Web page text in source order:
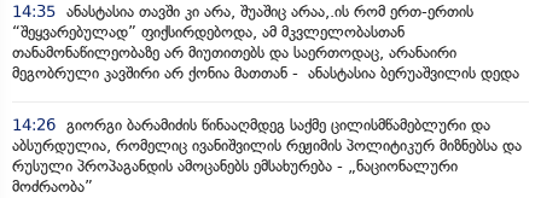
14:35 ანასტასია თავში კი არა, შუაშიც არაა,.ის რომ ერთ-ერთის
“შეყვარებულად” ფიქსირდებოდა, ამ მკვლელობასთან
თანამონაწილეობაზე არ მიუთითებს და საერთოდაც, არანაირი
მეგობრული კავშირი არ ქონია მათთან - ანასტასია ბერუაშვილის დედა
14:26 გიორგი ბარამიძის წინააღმდეგ საქმე ცილისმწამებლური და
აბსურდულია, რომელიც ივანიშვილის რეჟიმის პოლიტიკურ მიზნებსა და
რუსული პროპაგანდის ამოცანებს ემსახურება - „ნაციონალური
მოძრაობა”